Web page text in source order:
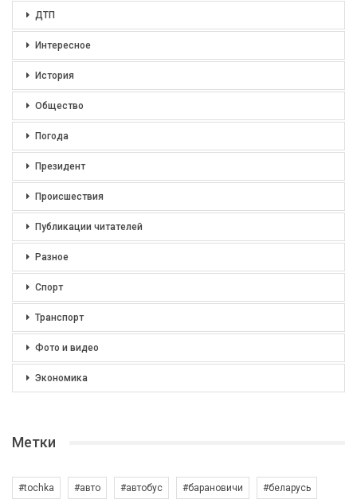
ДТП
Интересное
История
Общество
Погода
Президент
Происшествия
Публикации читателей
Разное
Спорт
Транспорт
Фото и видео
Экономика
Метки
#tochka #авто #автобус #барановичи #беларусь